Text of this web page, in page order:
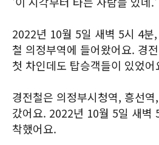
2022년 10월 5일 새벽 5시 4분
철 의정부역에 들어왔어요. 경
첫 차인데도 탑승객들이 있었어
경전철은 의정부시청역, 흥선
갔어요. 2022년 10월 5일 새벽
착했어요.